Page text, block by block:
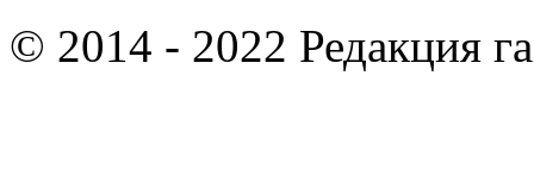
© 2014 - 2022 Редакция